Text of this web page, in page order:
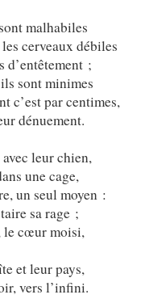
malhabiles
cerveaux débiles
d’entêtement ;
sont minimes
c’est par centimes,
dénuement.
leur chien,
une cage,
un seul moyen :
sa rage ;
le cœur moisi,
et leur pays,
vers l’infini.